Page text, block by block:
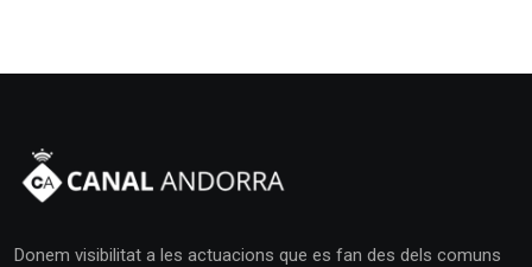
Donem visibilitat a les actuacions que es fan des dels comuns